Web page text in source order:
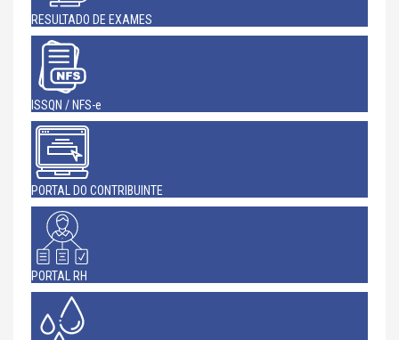
RESULTADO DE EXAMES
ISSQN / NFS-e
PORTAL DO CONTRIBUINTE
PORTAL RH